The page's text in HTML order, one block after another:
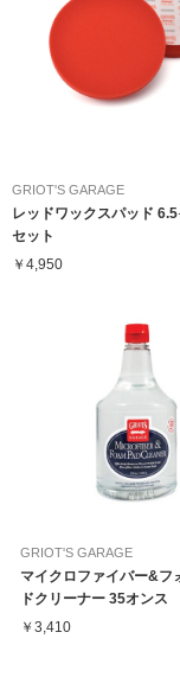
GRIOT'S GARAGE
レッドワックスパッド
セット
￥4,950
GRIOT'S GARAGE
マイクロファイバー&フ
ドクリーナー 35オンス
￥3,410